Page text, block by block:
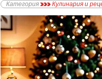
Категория Кулинария и